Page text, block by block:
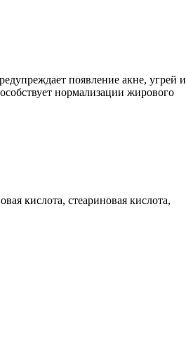
появление акне, угрей и
нормализации жирового
кислота, стеариновая кислота,